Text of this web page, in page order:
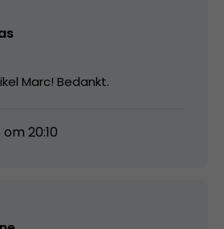
Marc! Bedankt.
20:10